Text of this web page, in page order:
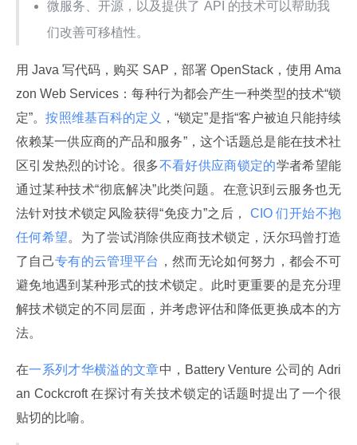
微服务、开源，以及提供了 API 的技术可以帮助我
们改善可移植性。
用 Java 写代码，购买 SAP，部署 OpenStack，使用 Ama
zon Web Services：每种行为都会产生一种类型的技术“锁
定”。按照维基百科的定义 ，“锁定”是指“客户被迫只能持续
依赖某一供应商的产品和服务”，这个话题总是能在技术社
区引发热烈的讨论。很多不看好供应商锁定的学者希望能
通过某种技术“彻底解决”此类问题。在意识到云服务也无
法针对技术锁定风险获得“免疫力”之后，
CIO 们开始不抱
任何希望。为了尝试消除供应商技术锁定，沃尔玛曾打造
了自己专有的云管理平台 ，然而无论如何努力，都会不可
避免地遇到某种形式的技术锁定。此时更重要的是充分理
解技术锁定的不同层面，并考虑评估和降低更换成本的方
法。
在一系列才华横溢的文章中，Battery Venture 公司的 Adri
an Cockcroft 在探讨有关技术锁定的话题时提出了一个很
贴切的比喻。